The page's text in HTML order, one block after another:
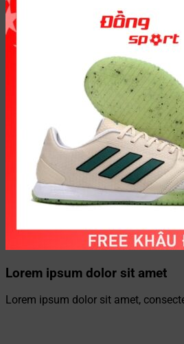
Lorem ipsum dolor sit amet
Lorem ipsum dolor sit amet,